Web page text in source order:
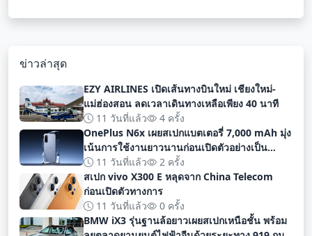
ข่าวล่าสุด
EZY AIRLINES เปิดเส้นทางบินใหม่ เชียงใหม่-
แม่ฮ่องสอน ลดเวลาเดินทางเหลือเพียง 40 นาที
11 วันที่แล้ว
4 ครั้ง
OnePlus N6x เผยสเปกแบตเตอรี่ 7,000 mAh มุ่ง
เน้นการใช้งานยาวนานก่อนเปิดตัวอย่างเป็น
ทางการ
11 วันที่แล้ว
2 ครั้ง
สเปก vivo X300 E หลุดจาก China Telecom
ก่อนเปิดตัวทางการ
11 วันที่แล้ว
0 ครั้ง
BMW iX3 รุ่นฐานล้อยาวเผยสเปกเหนือชั้น พร้อม